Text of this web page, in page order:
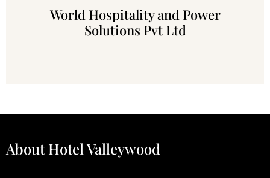
World Hospitality and Power
Solutions Pvt Ltd
About Hotel Valleywood